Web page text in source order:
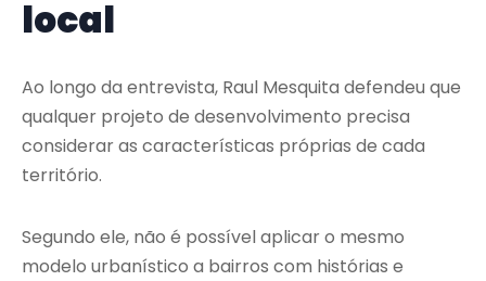
local
Ao longo da entrevista, Raul Mesquita defendeu que
qualquer projeto de desenvolvimento precisa
considerar as características próprias de cada
território.
Segundo ele, não é possível aplicar o mesmo
modelo urbanístico a bairros com histórias e